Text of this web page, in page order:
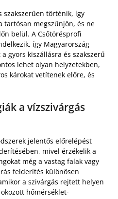
szakszerűen történik, így
tartósan megszűnjön, és ne
belül. A Csőtörésprofi
így Magyarország
gyors kiszállásra és szakszerű
lehet olyan helyzetekben,
károkat vetítenek előre, és
a vízszivárgás
jelentős előrelépést
mivel érzékelik a
még a vastag falak vagy
felderítés különösen
a szivárgás rejtett helyen
hőmérséklet-